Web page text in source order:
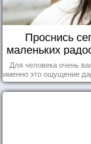
Проснись
маленьких
Для человека очень
именно это ощущение
каждый